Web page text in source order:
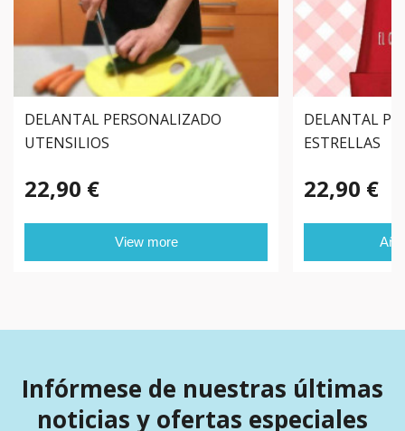
DELANTAL PERSONALIZADO
UTENSILIOS
22,90 €
View more
DELANTAL
ESTRELLAS
22,90 €
Infórmese de nuestras últimas
noticias y ofertas especiales